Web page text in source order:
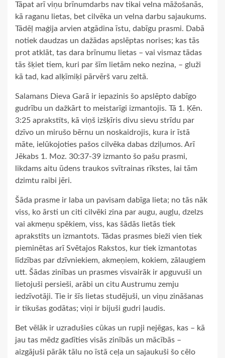
Tāpat arī viņu brīnumdarbs nav tikai velna māžošanās,
kā raganu lietas, bet cilvēka un velna darbu sajaukums.
Tādēļ maģija arvien atgādina īstu, dabīgu prasmi. Dabā
notiek daudzas un dažādas apslēptas norises; kas tās
prot atklāt, tas dara brīnumu lietas – vai vismaz tādas
tās šķiet tiem, kuri par šīm lietām neko nezina, – gluži
kā tad, kad alķīmiķi pārvērš varu zeltā.
Salamans Dieva Garā ir iepazinis šo apslēpto dabīgo
gudrību un dažkārt to meistarīgi izmantojis. Tā 1. Ķēn.
3:25 aprakstīts, kā viņš izšķīris divu sievu strīdu par
dzīvo un mirušo bērnu un noskaidrojis, kura ir īstā
māte, ielūkojoties pašos cilvēka dabas dziļumos. Arī
Jēkabs 1. Moz. 30:37-39 izmanto šo pašu prasmi,
likdams aitu ūdens traukos svītrainas rīkstes, lai tām
dzimtu raibi jēri.
Šāda prasme ir laba un pavisam dabīga lieta; no tās nāk
viss, ko ārsti un citi cilvēki zina par augu, augļu, dzelzs
vai akmeņu spēkiem, viss, kas šādās lietās tiek
aprakstīts un izmantots. Tādas prasmes bieži vien tiek
pieminētas arī Svētajos Rakstos, kur tiek izmantotas
līdzības par dzīvniekiem, akmeņiem, kokiem, zālaugiem
utt. Šādas zinības un prasmes visvairāk ir apguvuši un
lietojuši persieši, arābi un citu Austrumu zemju
iedzīvotāji. Tie ir šīs lietas studējuši, un viņu zināšanas
ir tikušas godātas; viņi ir bijuši gudri ļaudis.
Bet vēlāk ir uzradušies cūkas un rupji nejēgas, kas – kā
jau tas mēdz gadīties visās zinībās un mācībās –
aizgājuši pārāk tālu no īstā ceļa un sajaukuši šo cēlo